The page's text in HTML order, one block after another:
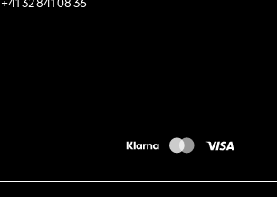
+41 32 841 08 36